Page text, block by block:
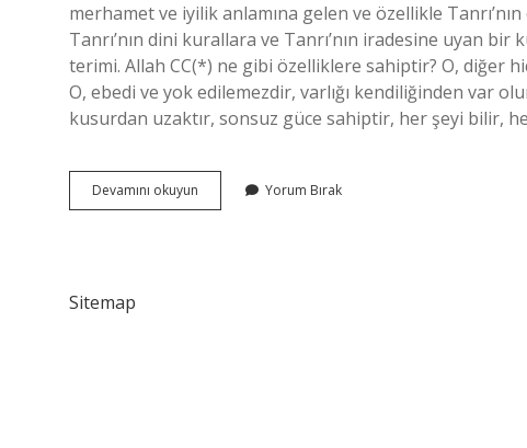
merhamet ve iyilik anlamına gelen ve özellikle
Tanrı’nın dini kurallara ve Tanrı’nın iradesine uyan
terimi. Allah CC(*) ne gibi özelliklere sahiptir? O, diğer
O, ebedi ve yok edilemezdir, varlığı kendiliğinden var
kusurdan uzaktır, sonsuz güce sahiptir, her şeyi bilir,
Devamını okuyun
Cc
Yorum Bırak
Sitemap